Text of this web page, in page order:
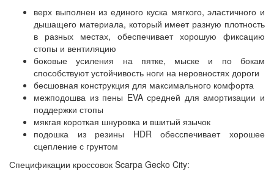
верх выполнен из единого куска мягкого, эластичного и
дышащего материала, который имеет разную плотность
в разных местах, обеспечивает хорошую фиксацию
стопы и вентиляцию
боковые усиления на пятке, мыске и по бокам
способствуют устойчивость ноги на неровностях дороги
бесшовная конструкция для максимального комфорта
межподошва из пены EVA средней для амортизации и
поддержки стопы
мякгая короткая шнуровка и вшитый язычок
подошка из резины HDR обесспечивает хорошее
сцепление с грунтом
Спецификации кроссовок Scarpa Gecko City: